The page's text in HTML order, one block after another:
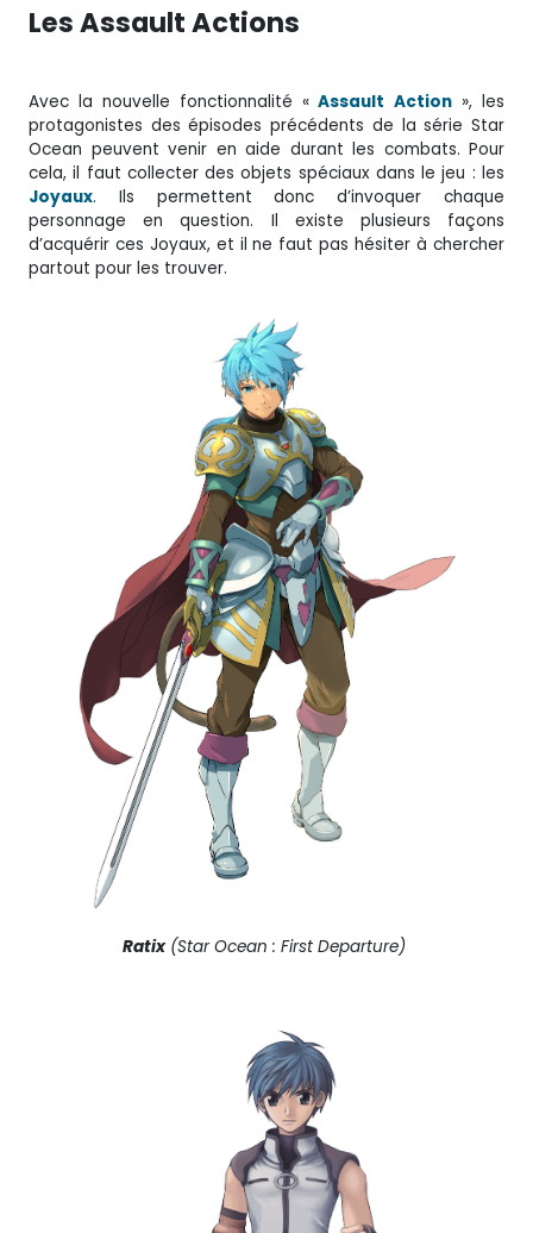
Les Assault Actions
Avec la nouvelle fonctionnalité «Assault Action », les
protagonistes des épisodes précédents de la série Star
Ocean peuvent venir en aide durant les combats. Pour
cela, il faut collecter des objets spéciaux dans le jeu : les
Joyaux. Ils permettent donc d’invoquer chaque
personnage en question. Il existe plusieurs façons
d’acquérir ces Joyaux, et il ne faut pas hésiter à chercher
partout pour les trouver.
Ratix(Star Ocean : First Departure)